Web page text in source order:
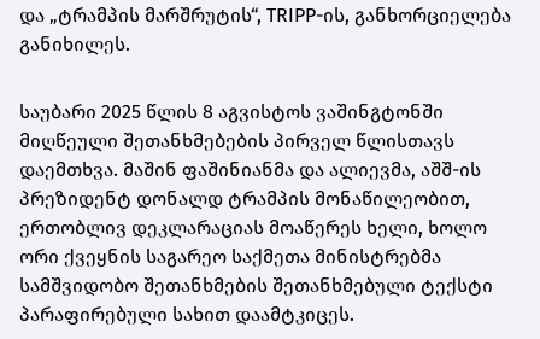
და „ტრამპის მარშრუტის“, TRIPP-ის, განხორციელება
განიხილეს.
საუბარი 2025 წლის 8 აგვისტოს ვაშინგტონში
მიღწეული შეთანხმებების პირველ წლისთავს
დაემთხვა. მაშინ ფაშინიანმა და ალიევმა, აშშ-ის
პრეზიდენტ დონალდ ტრამპის მონაწილეობით,
ერთობლივ დეკლარაციას მოაწერეს ხელი, ხოლო
ორი ქვეყნის საგარეო საქმეთა მინისტრებმა
სამშვიდობო შეთანხმების შეთანხმებული ტექსტი
პარაფირებული სახით დაამტკიცეს.